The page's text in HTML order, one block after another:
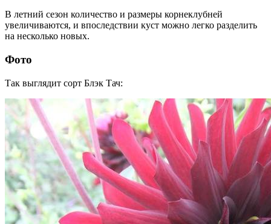
В летний сезон количество и размеры корнеклубней
увеличиваются, и впоследствии куст можно легко разделить
на несколько новых.
Фото
Так выглядит сорт Блэк Тач: